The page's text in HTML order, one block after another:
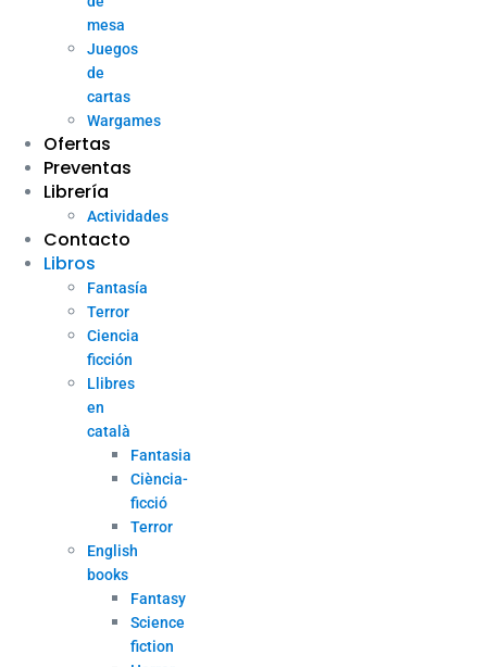
mesa
Juegos
de
cartas
Wargames
Ofertas
Preventas
Librería
Actividades
Contacto
Libros
Fantasía
Terror
Ciencia
ficción
Llibres
en
català
Fantasia
Ciència-
ficció
Terror
English
books
Fantasy
Science
fiction